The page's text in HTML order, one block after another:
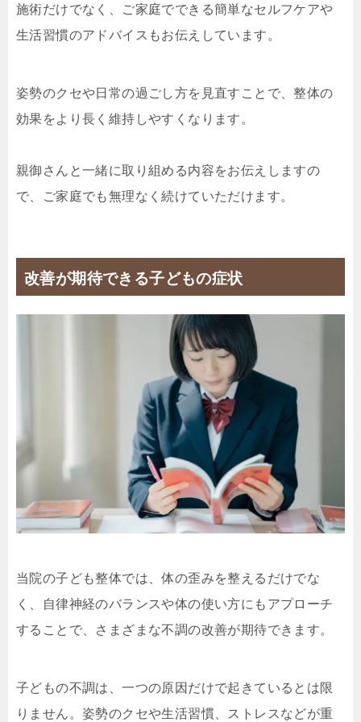
施術だけでなく、ご家庭でできる簡単なセルフケアや
生活習慣のアドバイスもお伝えしています。
姿勢のクセや日常の過ごし方を見直すことで、整体の
効果をより長く維持しやすくなります。
親御さんと一緒に取り組める内容をお伝えしますの
で、ご家庭でも無理なく続けていただけます。
改善が期待できる子どもの症状
当院の子ども整体では、体の歪みを整えるだけでな
く、自律神経のバランスや体の使い方にもアプローチ
することで、さまざまな不調の改善が期待できます。
子どもの不調は、一つの原因だけで起きているとは限
りません。姿勢のクセや生活習慣、ストレスなどが重